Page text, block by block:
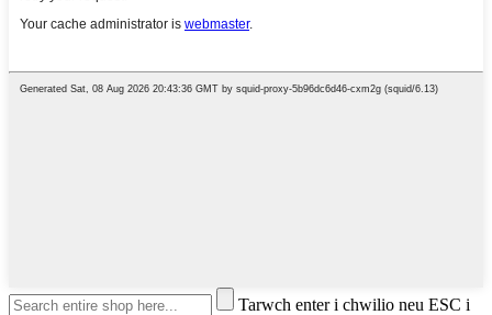
Tarwch enter i chwilio neu ESC i